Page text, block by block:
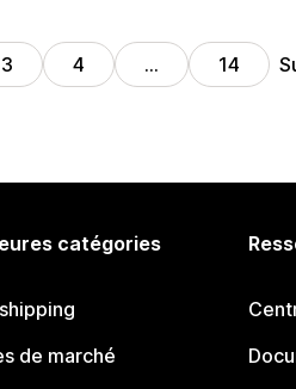
3 4 … 14
catégories
de marché